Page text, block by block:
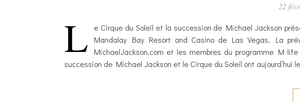
22
L
e Cirque du Soleil et la succession de Michael Jackson
Mandalay Bay Resort and Casino de Las Vegas. La
MichaelJackson.com et les membres du programme M
succession de Michael Jackson et le Cirque du Soleil ont aujourd’hui